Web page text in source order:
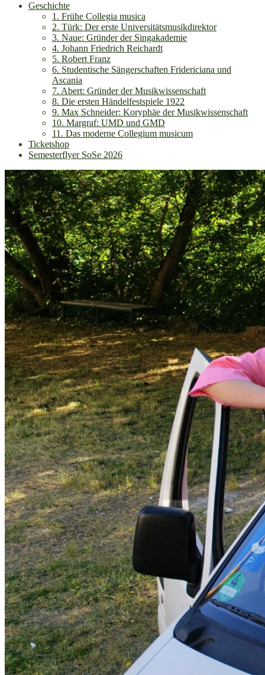
Geschichte
1. Frühe Collegia musica
2. Türk: Der erste Universitätsmusikdirektor
3. Naue: Gründer der Singakademie
4. Johann Friedrich Reichardt
5. Robert Franz
6. Studentische Sängerschaften Fridericiana und
Ascania
7. Abert: Gründer der Musikwissenschaft
8. Die ersten Händelfestspiele 1922
9. Max Schneider: Koryphäe der Musikwissenschaft
10. Margraf: UMD und GMD
11. Das moderne Collegium musicum
Ticketshop
Semesterflyer SoSe 2026